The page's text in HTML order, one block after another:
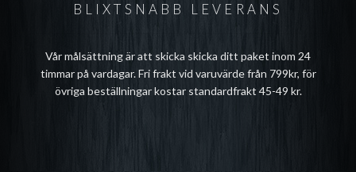
BLIXTSNABB LEVERANS
Vår målsättning är att skicka skicka ditt paket inom 24
timmar på vardagar. Fri frakt vid varuvärde från 799kr, för
övriga beställningar kostar standardfrakt 45-49 kr.